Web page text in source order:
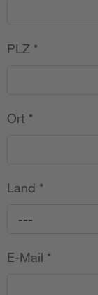
PLZ *
Ort *
Land *
---
E-Mail *